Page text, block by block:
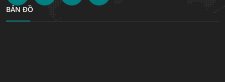
BẢN ĐỒ